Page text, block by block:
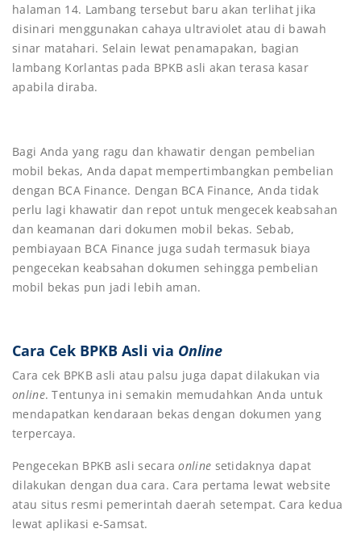
halaman 14. Lambang tersebut baru akan terlihat jika
disinari menggunakan cahaya ultraviolet atau di bawah
sinar matahari. Selain lewat penamapakan, bagian
lambang Korlantas pada BPKB asli akan terasa kasar
apabila diraba.
Bagi Anda yang ragu dan khawatir dengan pembelian
mobil bekas, Anda dapat mempertimbangkan pembelian
dengan BCA Finance. Dengan BCA Finance, Anda tidak
perlu lagi khawatir dan repot untuk mengecek keabsahan
dan keamanan dari dokumen mobil bekas. Sebab,
pembiayaan BCA Finance juga sudah termasuk biaya
pengecekan keabsahan dokumen sehingga pembelian
mobil bekas pun jadi lebih aman.
Cara Cek BPKB Asli via Online
Cara cek BPKB asli atau palsu juga dapat dilakukan via
online. Tentunya ini semakin memudahkan Anda untuk
mendapatkan kendaraan bekas dengan dokumen yang
terpercaya.
Pengecekan BPKB asli secaraonline setidaknya dapat
dilakukan dengan dua cara. Cara pertama lewat website
atau situs resmi pemerintah daerah setempat. Cara kedua
lewat aplikasi e-Samsat.